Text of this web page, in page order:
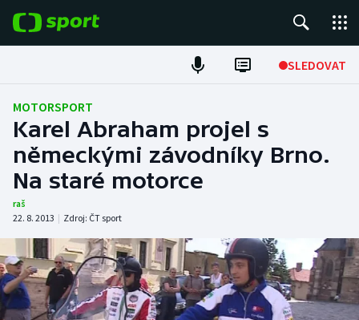
SLEDOVAT
Fotbal
Hokej
Tenis
Atletika
Cyklistika
DALŠÍ SPORTY
MOTORSPORT
Karel Abraham projel s
německými závodníky Brno.
Na staré motorce
raš
22. 8. 2013 | Zdroj: ČT sport